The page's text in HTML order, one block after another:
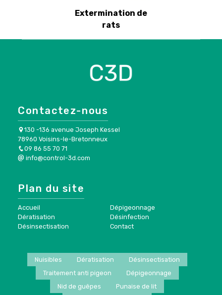
Extermination de
rats
Contactez-nous
130 -136 avenue Joseph Kessel
78960 Voisins-le-Bretonneux
09 86 55 70 71
info@control-3d.com
Plan du site
Accueil
Dératisation
Désinsectisation
Dépigeonnage
Désinfection
Contact
Nuisibles Dératisation
Désinsectisation
Traitement anti pigeon
Dépigeonnage
Nid de guêpes
Punaise de lit